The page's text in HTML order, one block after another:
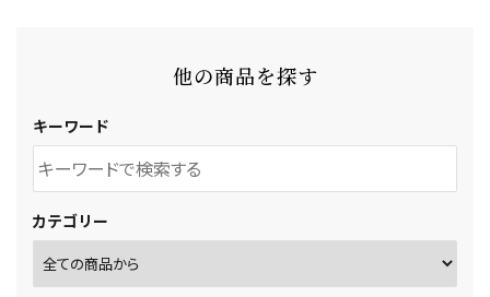
他の商品を探す
キーワード
カテゴリー